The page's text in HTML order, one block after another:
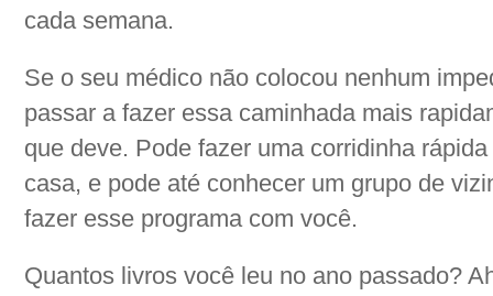
cada semana.
Se o seu médico não colocou nenhum
passar a fazer essa caminhada mais
que deve. Pode fazer uma corridinha
casa, e pode até conhecer um grupo de
fazer esse programa com você.
Quantos livros você leu no ano passado?